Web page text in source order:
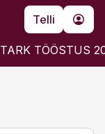
Telli
TARK TÖÖSTUS